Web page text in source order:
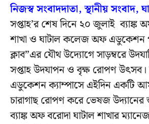
নিজস্ব সংবাদদাতা, স্থানীয় সংবাদ,
সপ্তাহ’র শেষ দিনে ২০ জুলাই ব্যাঙ্ক
শাখা ও ঘাটাল কলেজ অফ এডুকেশন
ক্লাব”এর যৌথ উদ্যোগে সাড়ম্বরে
সপ্তাহ উদযাপন ও বৃক্ষ রোপণ
এডুকেশন ক্যাম্পাসে এইদিন একটি
চারাগাছ রোপণ করে ভেষজ
ব্যাঙ্ক অফ বরোদা ঘাটাল শাখার